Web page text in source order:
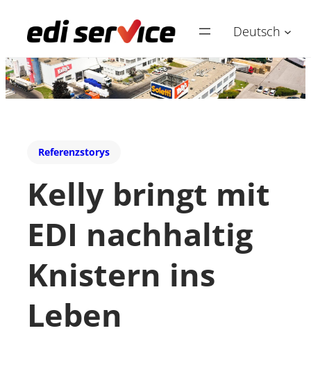
Deutsch
Referenzstorys
Kelly bringt mit
EDI nachhaltig
Knistern ins
Leben